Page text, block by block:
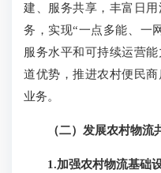
建、服务共享，丰富日
务，实现“一点多能、一
服务水平和可持续运营
道优势，推进农村便民
业务。
（二）发展农村物流共
1.加强农村物流基础设